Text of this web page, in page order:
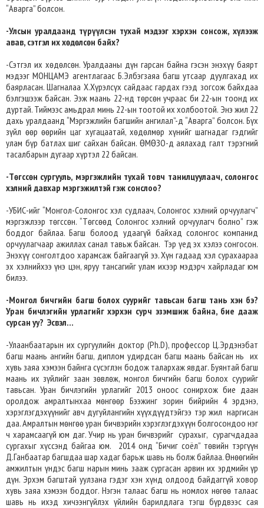
“Аварга” болсон.
-Улсын уралдаанд түрүүлсэн тухай мэдээг хэрхэн сонсож, хүлээж
авав, сэтгэл их хөдөлсөн байх?
-Сэтгэл их хөдөлсөн. Уралдааны дүн гарсан байна гэсэн энэхүү баярт
мэдээг МОНЦАМЭ агентлагаас Б.Элбэгзаяа багш утсаар дуулгахад их
баярласан. Шагналаа Х.Хүрэлсүх сайдаас гардах гээд зогсож байхдаа
бэлгэшээж байсан. Ээж маань 22-нд төрсөн учраас би 22-ын тоонд их
дуртай. Тиймээс амьдрал минь 22-ын тоотой их холбоотой. Энэ жил 22
дахь уралдаанд “Мэргэжлийн багшийн ангилал”-д “Аварга” болсон. Бүх
зүйл өөр өөрийн цаг хугацаатай, хөдөлмөр хүнийг шагнадаг гэдгийг
улам бүр батлах шиг сайхан байсан. ӨМӨЗО-д аялахад галт тэрэгний
тасалбарын дугаар хүртэл 22 байсан.
-Төгссөн сургууль, мэргэжлийн тухай товч танилцуулаач, солонгос
хэлний давхар мэргэжилтэй гэж сонслоо?
-УБИС-ийг “Монгол-Солонгос хэл судлаач, Солонгос хэлний орчуулагч”
мэргэжлээр төгссөн. “Төгсөөд Солонгос хэлний орчуулагч болно” гэж
боддог байлаа. Багш болоод удаагүй байхад солонгос компанид
орчуулагчаар ажиллах санал тавьж байсан. Тэр үед эх хэлээ сонгосон.
Энэхүү сонголтдоо харамсаж байгаагүй ээ. Хүн гадаад хэл сурахаараа
эх хэлнийхээ үнэ цэн, яруу тансагийг улам ихээр мэдэрч хайрладаг юм
билээ.
-Монгол бичгийн багш болох суурийг тавьсан багш тань хэн бэ?
Уран бичлэгийн урлагийг хэрхэн сурч эзэмшиж байна, бие дааж
сурсан уу? Эсвэл...
-Улаанбаатарын их сургуулийн доктор (Ph.D), профессор Ц.Эрдэнэбат
багш маань ангийн багш, диплом удирдсан багш маань байсан нь их
хувь заяа хэмээн байнга сүсэглэн бодож талархаж явдаг. Буянтай багш
маань их зүйлийг заан зөвлөж, монгол бичгийн багш болох суурийг
тавьсан. Уран бичлэгийн урлагийг 2013 оноос сонирхож бие даан
оролдож амралтынхаа мөнгөөр Бээжинг зорин бийрийн 4 эрдэнэ,
хэрэглэгдэхүүнийг авч дугуйлангийн хүүхдүүдтэйгээ тэр жил наргисан
даа. Амралтын мөнгөө уран бичвэрийн хэрэглэгдэхүүн болгосондоо нэг
ч харамсаагүй юм даг. Учир нь уран бичвэрийг сурахыг, сурагчдадаа
сургахыг хүссэнд байгаа юм. 2014 онд “Бичиг соёл” төвийн тэргүүн
Д.Ганбаатар багшдаа шар хадаг барьж шавь нь болж байлаа. Өнөөгийн
амжилтын үндэс багш нарын минь зааж сургасан арвин их эрдмийн үр
дүн. Эрхэм багштай уулзана гэдэг хэн хүнд олдоод байдаггүй ховор
хувь заяа хэмээн боддог. Нэгэн талаас багш нь номлох нөгөө талаас
шавь нь ихэд хичээнгүйлэх үйлийн барилдлага тэгш бүрдвээс сая